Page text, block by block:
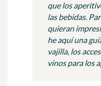
que los
las bebidas.
quieran
he aquí una
vajilla, los
vinos para los